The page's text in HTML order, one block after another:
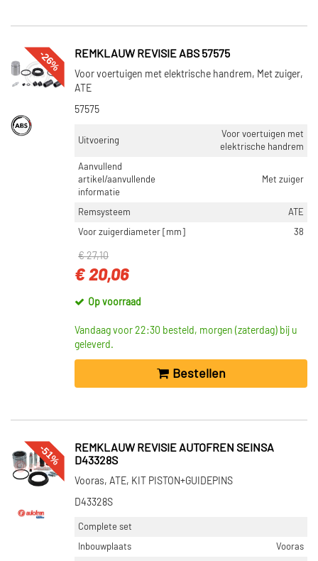
-26% REMKLAUW REVISIE ABS 57575
Voor voertuigen met elektrische handrem, Met zuiger,
ATE
57575
Uitvoering
Voor voertuigen met
elektrische handrem
Aanvullend
artikel/aanvullende
informatie
Met zuiger
Remsysteem
ATE
Voor zuigerdiameter [mm]
38
€ 27,10
€ 20,06
Op voorraad
Vandaag voor 22:30 besteld, morgen (zaterdag) bij u
geleverd.
Bestellen
-51%
REMKLAUW REVISIE AUTOFREN SEINSA
D43328S
Vooras, ATE, KIT PISTON+GUIDEPINS
D43328S
Complete set
Inbouwplaats
Vooras